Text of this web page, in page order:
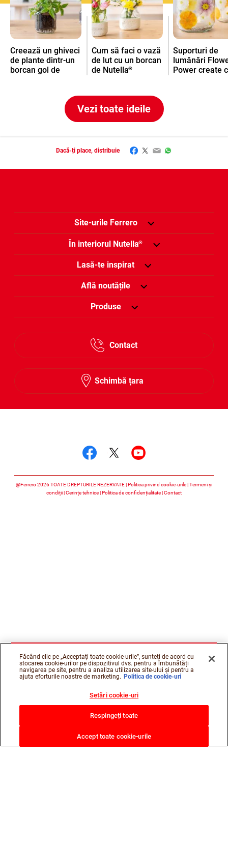
Creează un ghiveci
de plante dintr-un
borcan gol de
Cum să faci o vază
de lut cu un borcan
de Nutella®
Suporturi de
lumânări
Power create
Vezi toate ideile
Dacă-ți place, distribuie Facebook
Twitter
EmailWhatsApp
Site-urile Ferrero
În interiorul Nutella®
Lasă-te inspirat
Află noutățile
Produse
Contact
Schimbă țara
@Ferrero 2026 TOATE DREPTURILE REZERVATE Politica privind cookie-urile Termeni și
condiții Cerințe tehnice Politica de confidențialitate Contact
Făcând clic pe „Acceptați toate cookie-urile”, sunteți de acord cu
stocarea cookie-urilor pe dispozitivul dvs. pentru a îmbunătăți
navigarea pe site, pentru a analiza utilizarea site-ului și pentru a
ajuta eforturile noastre de marketing. Politica de cookie-uri
Setări cookie-uri
Respingeți toate
Accept toate cookie-urile